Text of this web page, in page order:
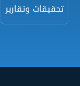
تحقيقات وتقارير